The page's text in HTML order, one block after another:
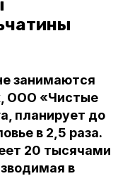
занимаются
ООО «Чистые
планирует до
в 2,5 раза.
20 тысячами
в